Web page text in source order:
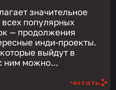
значительное
популярных
— продолжения
инди-проекты.
выйдут в
ним можно...
читать